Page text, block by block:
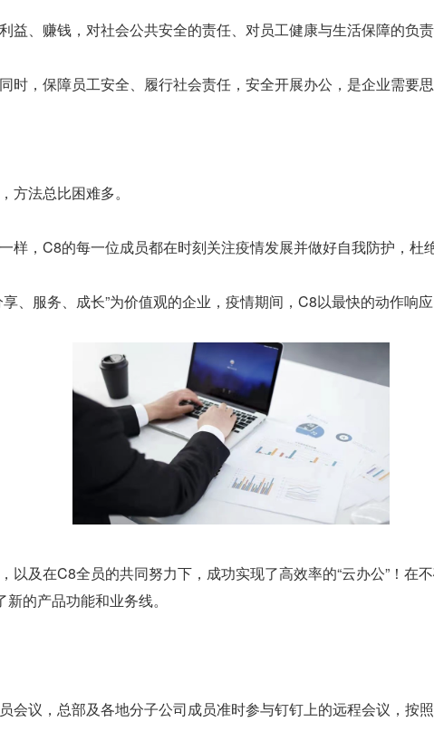
益、赚钱，对社会公共安全的责任、对员工健康与生活保障的负责
时，保障员工安全、履行社会责任，安全开展办公，是企业需要思
方法总比困难多。
样，C8的每一位成员都在时刻关注疫情发展并做好自我防护，杜
、服务、成长”为价值观的企业，疫情期间，C8以最快的动作响应
以及在C8全员的共同努力下，成功实现了高效率的“云办公”！在
新的产品功能和业务线。
会议，总部及各地分子公司成员准时参与钉钉上的远程会议，按